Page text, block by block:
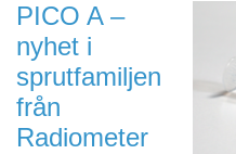
PICO A –
nyhet i
sprutfamiljen
från
Radiometer